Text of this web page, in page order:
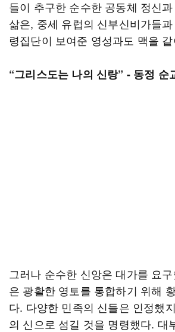
들이 추구한 순수한 공동체 정신
삶은, 중세 유럽의 신부신비가들
령집단이 보여준 영성과도 맥을
“그리스도는 나의 신랑” - 동정 순
그러나 순수한 신앙은 대가를 요
은 광활한 영토를 통합하기 위해
다. 다양한 민족의 신들은 인정했
의 신으로 섬길 것을 명령했다. 대